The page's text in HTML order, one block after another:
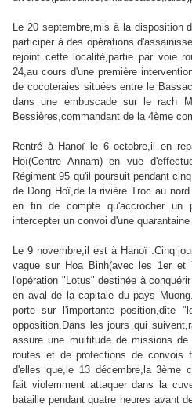
Le 20 septembre,mis à la disposition
participer à des opérations
rejoint cette localité,partie par voie
24,au cours d'une première
de cocoteraies situées entre le
dans une embuscade sur le rach
Bessières,commandant de la 4ème
Rentré à Hanoï le 6 octobre,il en
Hoï(Centre Annam) en vue
Régiment 95 qu'il poursuit pendant
de Dong Hoï,de la rivière Troc au
en fin de compte qu'accrocher un
intercepter un convoi d'une
Le 9 novembre,il est à Hanoï .Cinq
vague sur Hoa Binh(avec les 1er
l'opération "Lotus" destinée à
en aval de la capitale du pays
porte sur l'importante position,dite
opposition.Dans les jours qui
assure une multitude de missions de
routes et de protections de convois
d'elles que,le 13 décembre,la 3ème
fait violemment attaquer dans la
bataille pendant quatre heures avant